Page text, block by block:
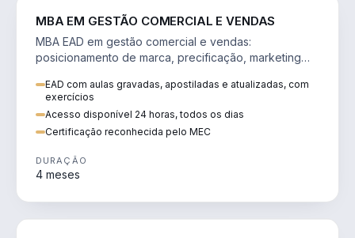
MBA EM GESTÃO COMERCIAL E VENDAS
MBA EAD em gestão comercial e vendas:
posicionamento de marca, precificação, marketing
EAD com aulas gravadas, apostiladas e atualizadas, com
exercícios
Acesso disponível 24 horas, todos os dias
Certificação reconhecida pelo MEC
DURAÇÃO
4 meses